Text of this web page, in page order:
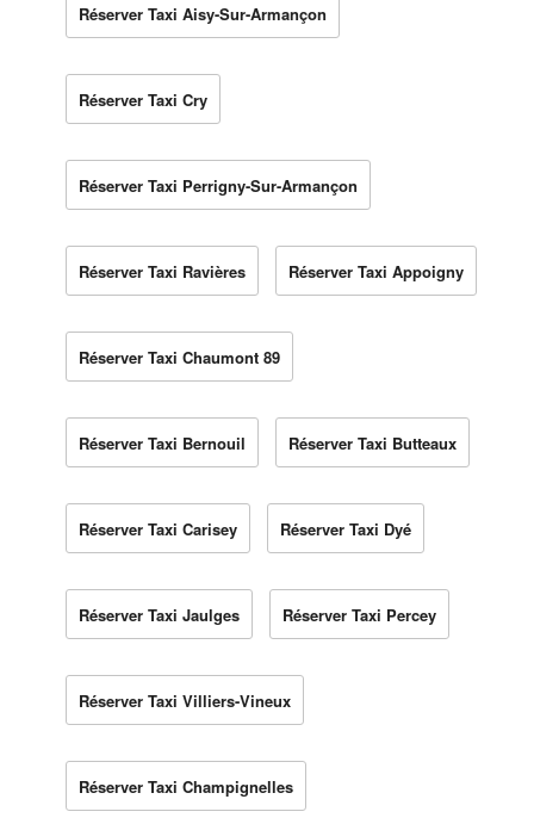
Réserver Taxi Aisy-Sur-Armançon
Réserver Taxi Cry
Réserver Taxi Perrigny-Sur-Armançon
Réserver Taxi Ravières Réserver Taxi Appoigny
Réserver Taxi Chaumont 89
Réserver Taxi Bernouil Réserver Taxi Butteaux
Réserver Taxi Carisey Réserver Taxi Dyé
Réserver Taxi Jaulges Réserver Taxi Percey
Réserver Taxi Villiers-Vineux
Réserver Taxi Champignelles